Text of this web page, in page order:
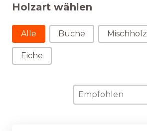
Holzart wählen
Holzart wählen
Alle Buche Mischholz
Eiche
Sortierung
Sort content
Sort content